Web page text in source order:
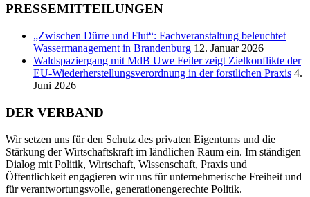
PRESSEMITTEILUNGEN
„Zwischen Dürre und Flut“: Fachveranstaltung beleuchtet
Wassermanagement in Brandenburg 12. Januar 2026
Waldspaziergang mit MdB Uwe Feiler zeigt Zielkonflikte der
EU-Wiederherstellungsverordnung in der forstlichen Praxis 4.
Juni 2026
DER VERBAND
Wir setzen uns für den Schutz des privaten Eigentums und die
Stärkung der Wirtschaftskraft im ländlichen Raum ein. Im ständigen
Dialog mit Politik, Wirtschaft, Wissenschaft, Praxis und
Öffentlichkeit engagieren wir uns für unternehmerische Freiheit und
für verantwortungsvolle, generationengerechte Politik.